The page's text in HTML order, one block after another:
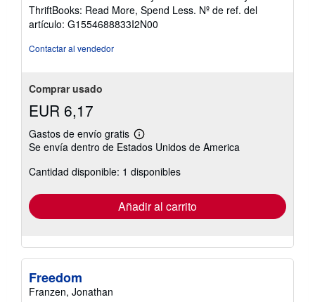
5
de
5
ThriftBooks: Read More, Spend Less. Nº de ref. del
artículo: G1554688833I2N00
Contactar al vendedor
Comprar usado
EUR 6,17
Gastos de envío gratis
Más
información
las
tarifas
envío
Se envía dentro de Estados Unidos de America
Cantidad disponible: 1 disponibles
Añadir al carrito
Freedom
Franzen, Jonathan